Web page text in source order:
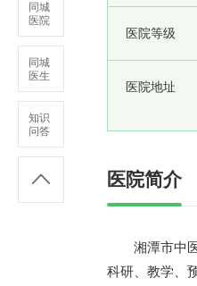
同城
医院
同城
医生
知识
问答
医院等级
医院地址
医院简介
湘潭市中医
科研、教学、